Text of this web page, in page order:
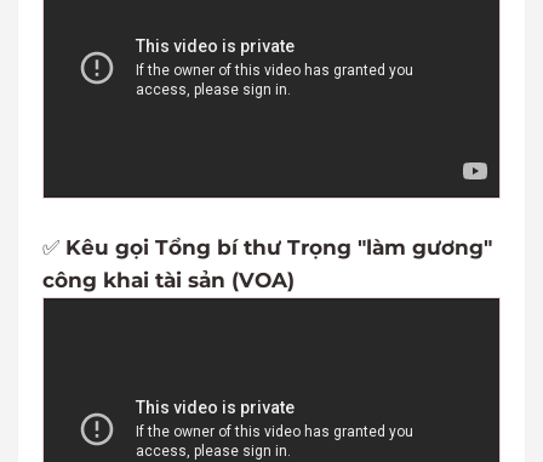
✅ Kêu gọi Tổng bí thư Trọng "làm gương"
công khai tài sản (VOA)